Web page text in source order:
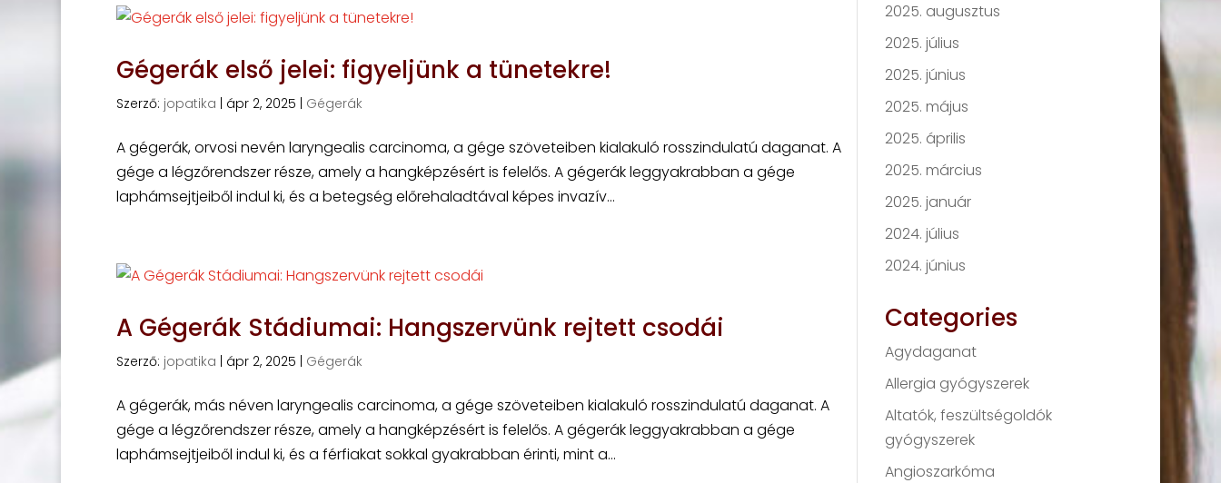
Gégerák első jelei: figyeljünk a tünetekre!
Szerző: jopatika ápr 2, 2025 Gégerák
A gégerák, orvosi nevén laryngealis carcinoma, a gége szöveteiben kialakuló rosszindulatú daganat. A
gége a légzőrendszer része, amely a hangképzésért is felelős. A gégerák leggyakrabban a gége
laphámsejtjeiből indul ki, és a betegség előrehaladtával képes invazív...
A Gégerák Stádiumai: Hangszervünk rejtett csodái
Szerző: jopatika ápr 2, 2025 Gégerák
A gégerák, más néven laryngealis carcinoma, a gége szöveteiben kialakuló rosszindulatú daganat. A
gége a légzőrendszer része, amely a hangképzésért is felelős. A gégerák leggyakrabban a gége
laphámsejtjeiből indul ki, és a férfiakat sokkal gyakrabban érinti, mint a...
2025. augusztus
2025. július
2025. június
2025. május
2025. április
2025. március
2025. január
2024. július
2024. június
Categories
Agydaganat
Allergia gyógyszerek
Altatók, feszültségoldók
gyógyszerek
Angioszarkóma